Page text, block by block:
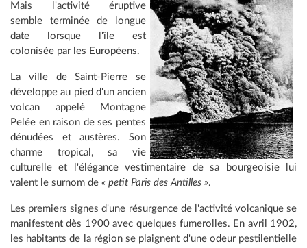
Mais l'activité éruptive
semble terminée de longue
date lorsque l'île est
colonisée par les Européens.
La ville de Saint-Pierre se
développe au pied d'un ancien
volcan appelé Montagne
Pelée en raison de ses pentes
dénudées et austères. Son
charme tropical, sa vie
culturelle et l'élégance vestimentaire de sa bourgeoisie lui
valent le surnom de « petit Paris des Antilles ».
Les premiers signes d'une résurgence de l'activité volcanique se
manifestent dès 1900 avec quelques fumerolles. En avril 1902,
les habitants de la région se plaignent d'une odeur pestilentielle